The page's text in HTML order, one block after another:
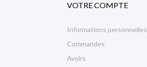
VOTRE COMPTE
Informations personnelles
Commandes
Avoirs